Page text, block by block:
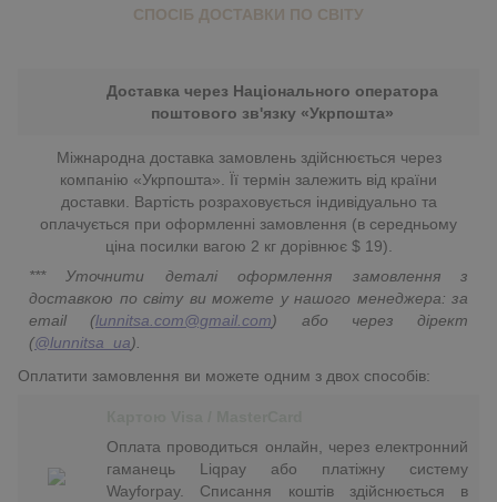
СПОСІБ ДОСТАВКИ ПО СВІТУ
Доставка через Національного оператора
поштового зв'язку «Укрпошта»
Міжнародна доставка замовлень здійснюється через
компанію «Укрпошта». Її термін залежить від країни
доставки. Вартість розраховується індивідуально та
оплачується при оформленні замовлення (в середньому
ціна посилки вагою 2 кг дорівнює $ 19).
*** Уточнити деталі оформлення замовлення з
доставкою по світу ви можете у нашого менеджера: за
email (lunnitsa.com@gmail.com) або через дірект
(@lunnitsa_ua).
Оплатити замовлення ви можете одним з двох способів:
Оплата проводиться онлайн, через електронний
гаманець Liqpay або платіжну систему
Wayforpay. Списання коштів здійснюється в